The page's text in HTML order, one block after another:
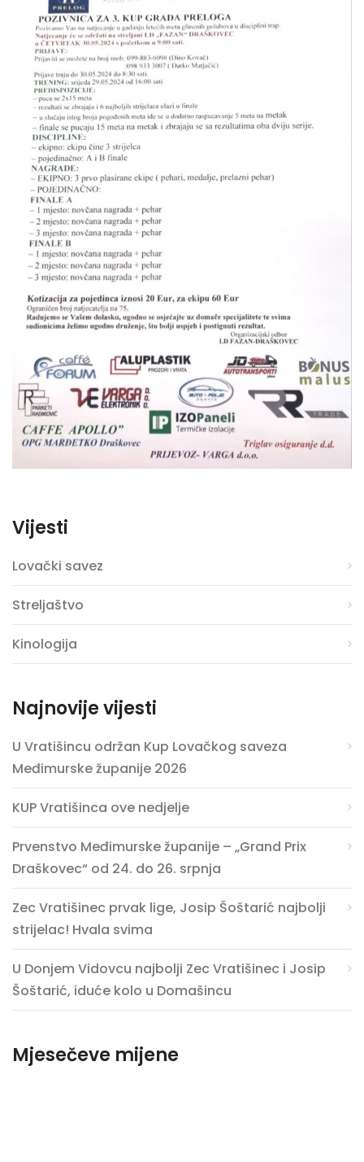
Vijesti
Lovački savez
Streljaštvo
Kinologija
Najnovije vijesti
U Vratišincu održan Kup Lovačkog saveza
Međimurske županije 2026
KUP Vratišinca ove nedjelje
Prvenstvo Međimurske županije – „Grand Prix
Draškovec“ od 24. do 26. srpnja
Zec Vratišinec prvak lige, Josip Šoštarić najbolji
strijelac! Hvala svima
U Donjem Vidovcu najbolji Zec Vratišinec i Josip
Šoštarić, iduće kolo u Domašincu
Mjesečeve mijene